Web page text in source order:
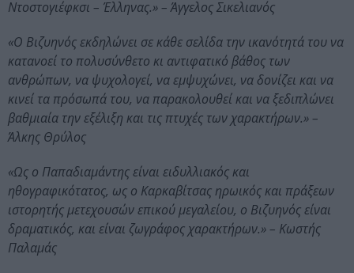
Ντοστογιέφκσι – Έλληνας.» – Άγγελος Σικελιανός
«Ο Βιζυηνός εκδηλώνει σε κάθε σελίδα την ικανότητά του να
κατανοεί το πολυσύνθετο κι αντιφατικό βάθος των
ανθρώπων, να ψυχολογεί, να εμψυχώνει, να δονίζει και να
κινεί τα πρόσωπά του, να παρακολουθεί και να ξεδιπλώνει
βαθμιαία την εξέλιξη και τις πτυχές των χαρακτήρων.» –
Άλκης Θρύλος
«Ως ο Παπαδιαμάντης είναι ειδυλλιακός και
ηθογραφικότατος, ως ο Καρκαβίτσας ηρωικός και πράξεων
ιστορητής μετεχουσών επικού μεγαλείου, ο Βιζυηνός είναι
δραματικός, και είναι ζωγράφος χαρακτήρων.» – Κωστής
Παλαμάς